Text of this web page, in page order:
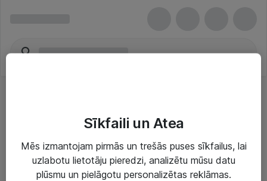
Risinājumi & Pakalpojumi
Sīkfaili un Atea
Mēs izmantojam pirmās un trešās puses sīkfailus, lai
uzlabotu lietotāju pieredzi, analizētu mūsu datu
plūsmu un pielāgotu personalizētas reklāmas.